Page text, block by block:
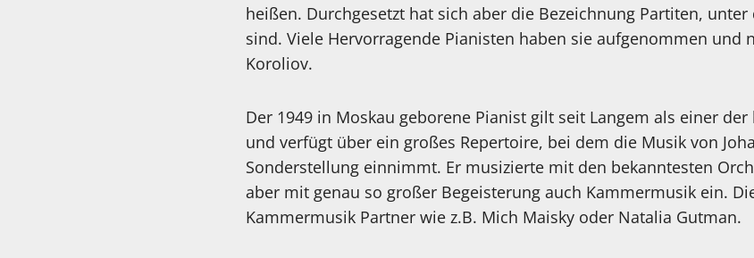
heißen. Durchgesetzt hat sich aber die Bezeichnung Partiten,
sind. Viele Hervorragende Pianisten haben sie aufgenommen und
Koroliov.
Der 1949 in Moskau geborene Pianist gilt seit Langem als einer
und verfügt über ein großes Repertoire, bei dem die Musik von
Sonderstellung einnimmt. Er musizierte mit den bekanntesten
aber mit genau so großer Begeisterung auch Kammermusik ein.
Kammermusik Partner wie z.B. Mich Maisky oder Natalia Gutman.